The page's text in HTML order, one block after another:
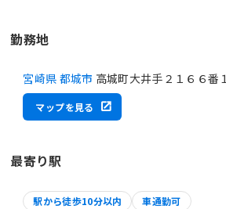
勤務地
宮崎県 都城市 高城町大井手２１６６番１
マップを見る
最寄り駅
駅から徒歩10分以内 車通勤可